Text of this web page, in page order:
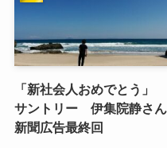
「新社会人おめでとう」
サントリー 伊集院静さん
新聞広告最終回